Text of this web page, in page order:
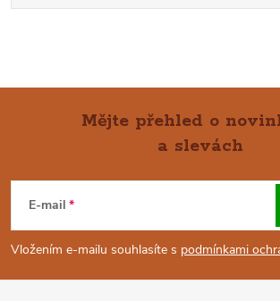
P
Mějte přehled o
a slevách
E-mail
Vložením e-mailu souhlasíte s podmínkami